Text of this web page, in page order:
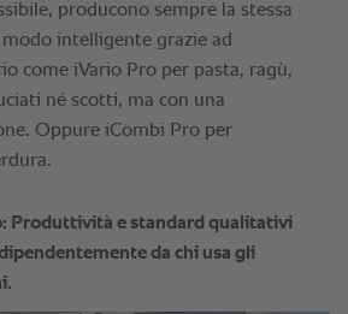
producono sempre la stessa
intelligente grazie ad
come iVario Pro per pasta, ragù,
né scotti, ma con una
Oppure iCombi Pro per
Produttività e standard qualitativi
da chi usa gli